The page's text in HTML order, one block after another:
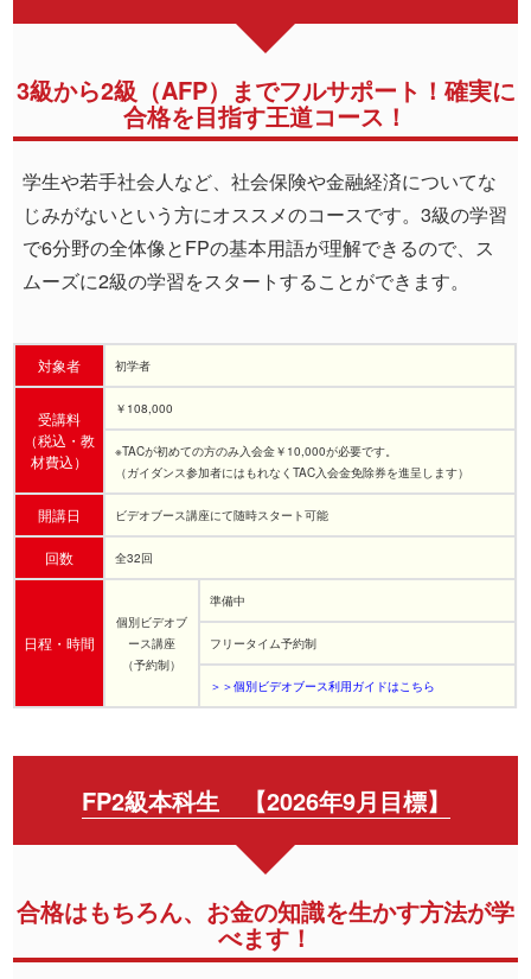
3級から2級（AFP）までフルサポート！確実に
合格を目指す王道コース！
学生や若手社会人など、社会保険や金融経済についてな
じみがないという方にオススメのコースです。3級の学習
で6分野の全体像とFPの基本用語が理解できるので、ス
ムーズに2級の学習をスタートすることができます。
対象者 初学者
受講料
（税込・教
材費込）
￥108,000
※TACが初めての方のみ入会金￥10,000が必要です。
（ガイダンス参加者にはもれなくTAC入会金免除券を進呈します）
開講日 ビデオブース講座にて随時スタート可能
回数 全32回
日程・時間
個別ビデオブ
ース講座
（予約制）
準備中
フリータイム予約制
＞＞個別ビデオブース利用ガイドはこちら
FP2級本科生 【2026年9月目標】
合格はもちろん、お金の知識を生かす方法が学
べます！